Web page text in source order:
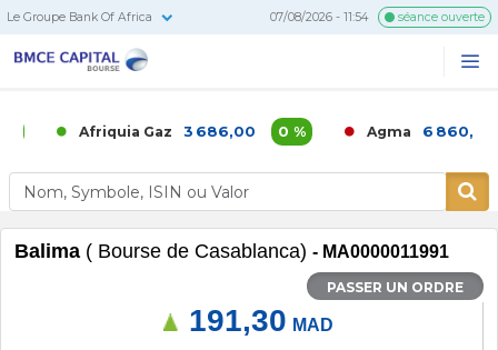
Le Groupe Bank Of Africa 07/08/2026 - 11:54 séance ouverte
Afriquia Gaz 3 686,00 0 % Agma 6 860,00
Balima ( Bourse de Casablanca) - MA0000011991
PASSER UN ORDRE
191,30 MAD